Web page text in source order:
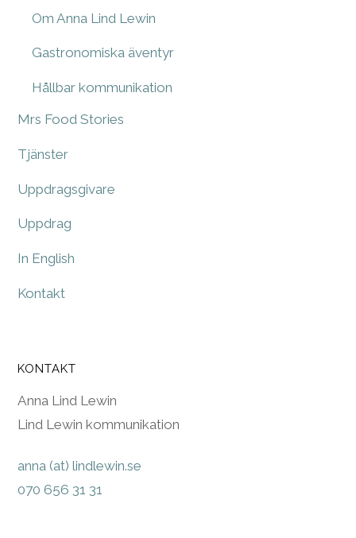
Om Anna Lind Lewin
Gastronomiska äventyr
Hållbar kommunikation
Mrs Food Stories
Tjänster
Uppdragsgivare
Uppdrag
In English
Kontakt
KONTAKT
Anna Lind Lewin
Lind Lewin kommunikation
anna (at) lindlewin.se
070 656 31 31